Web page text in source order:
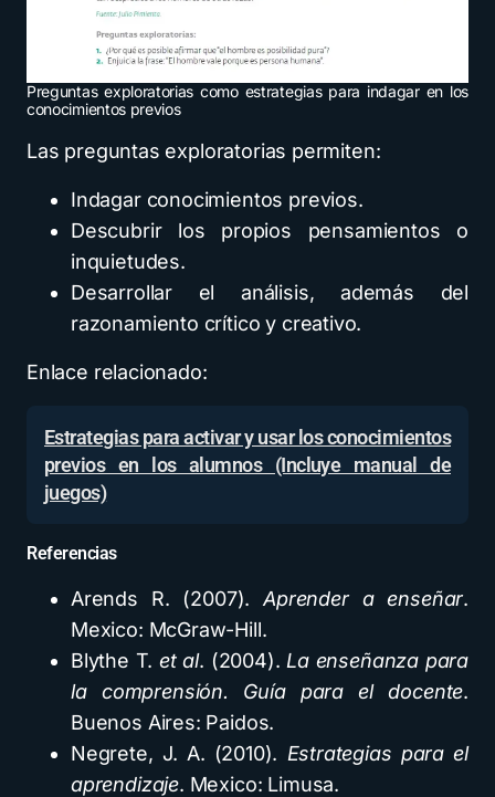
Preguntas exploratorias como estrategias para indagar en los
conocimientos previos
Las preguntas exploratorias permiten:
Indagar conocimientos previos.
Descubrir los propios pensamientos o
inquietudes.
Desarrollar el análisis, además del
razonamiento crítico y creativo.
Enlace relacionado:
Estrategias para activar y usar los conocimientos
previos en los alumnos (Incluye manual de
juegos)
Referencias
Arends R. (2007).Aprender a enseñar.
Mexico: McGraw-Hill.
Blythe T.et al. (2004). La enseñanza para
la comprensión. Guía para el docente.
Buenos Aires: Paidos.
Negrete, J. A. (2010). Estrategias para el
aprendizaje. Mexico: Limusa.